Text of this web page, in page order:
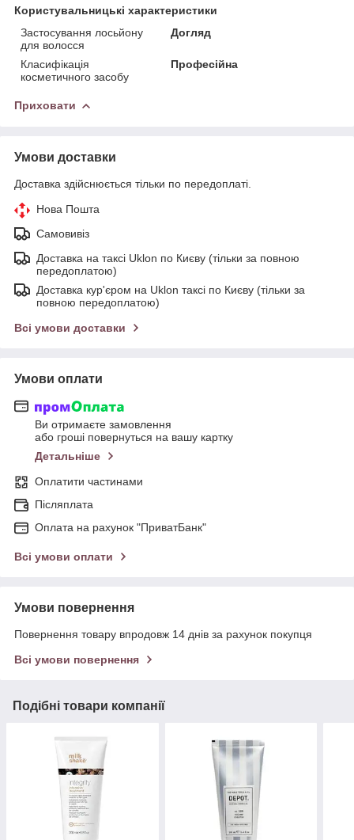
Користувальницькі характеристики
Застосування лосьйону
для волосся
Догляд
Класифікація
косметичного засобу
Професійна
Приховати
Умови доставки
Доставка здійснюється тільки по передоплаті.
Нова Пошта
Самовивіз
Доставка на таксі Uklon по Києву (тільки за повною
передоплатою)
Доставка кур'єром на Uklon таксі по Києву (тільки за
повною передоплатою)
Всі умови доставки
Умови оплати
Ви отримаєте замовлення
або гроші повернуться на вашу картку
Детальніше
Оплатити частинами
Післяплата
Оплата на рахунок "ПриватБанк"
Всі умови оплати
Умови повернення
Повернення товару впродовж 14 днів за рахунок покупця
Всі умови повернення
Подібні товари компанії